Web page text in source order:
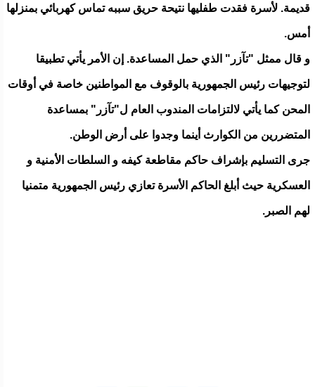
قديمة. لأسرة فقدت طفليها نتيحة حريق سببه تماس كهربائي بمنزلها
أمس.
و قال ممثل "تآزر" الذي حمل المساعدة. إن الأمر يأتي تطبيقا
لتوجيهات رئيس الجمهورية بالوقوف مع المواطنين خاصة في أوقات
المحن كما يأتي لالتزامات المندوب العام ل"تآزر" بمساعدة
المتضررين من الكوارث أينما وجدوا على أرض الوطن.
جرى التسليم بإشراف حاكم مقاطعة كيفه و السلطات الأمنية و
العسكرية حيث أبلغ الحاكم الأسرة تعازي رئيس الجمهورية متمنيا
لهم الصبر.